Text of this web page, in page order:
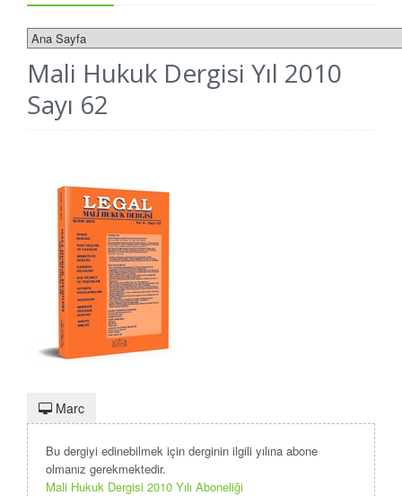
Mali Hukuk Dergisi Yıl 2010
Sayı 62
Marc
Bu dergiyi edinebilmek için derginin ilgili yılına abone
olmanız gerekmektedir.
Mali Hukuk Dergisi 2010 Yılı Aboneliği